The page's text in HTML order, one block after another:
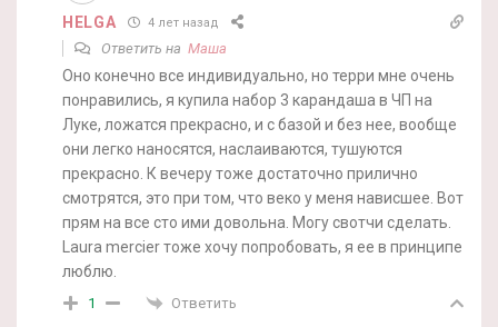
HELGA 4 лет назад
Ответить на Маша
Оно конечно все индивидуально, но терри мне очень
понравились, я купила набор 3 карандаша в ЧП на
Луке, ложатся прекрасно, и с базой и без нее, вообще
они легко наносятся, наслаиваются, тушуются
прекрасно. К вечеру тоже достаточно прилично
смотрятся, это при том, что веко у меня нависшее. Вот
прям на все сто ими довольна. Могу свотчи сделать.
Laura mercier тоже хочу попробовать, я ее в принципе
люблю.
1 Ответить